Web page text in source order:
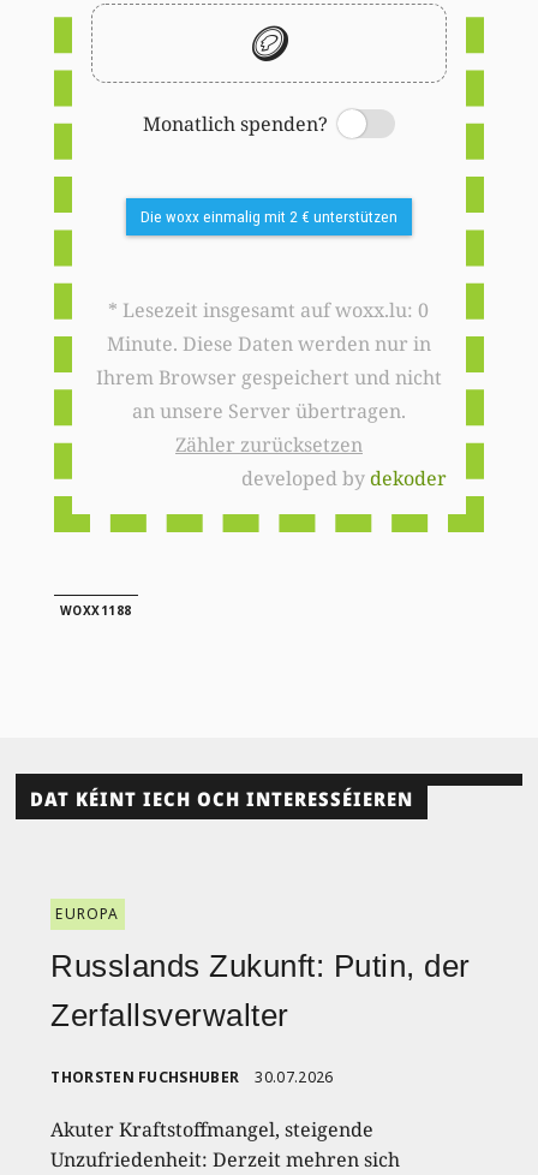
🪙
Monatlich spenden?
Switch
Die woxx einmalig mit 2 € unterstützen
* Lesezeit insgesamt auf woxx.lu: 0
Minute. Diese Daten werden nur in
Ihrem Browser gespeichert und nicht
an unsere Server übertragen.
Zähler zurücksetzen
developed bydekoder
WOXX1188
DAT KÉINT IECH OCH INTERESSÉIEREN
EUROPA
Russlands Zukunft: Putin, der
Zerfallsverwalter
THORSTEN FUCHSHUBER 30.07.2026
Akuter Kraftstoffmangel, steigende
Unzufriedenheit: Derzeit mehren sich